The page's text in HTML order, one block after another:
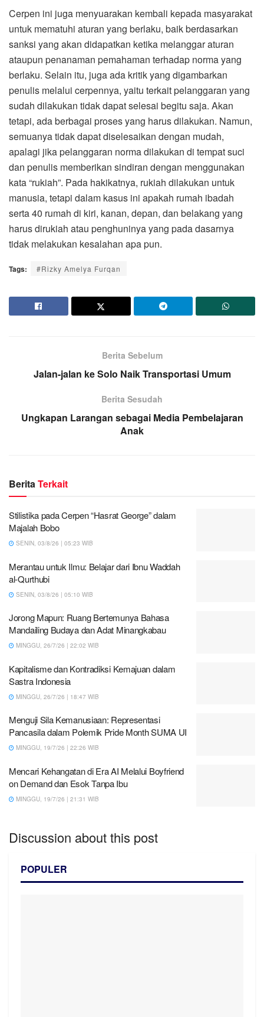
Cerpen ini juga menyuarakan kembali kepada masyarakat
untuk mematuhi aturan yang berlaku, baik berdasarkan
sanksi yang akan didapatkan ketika melanggar aturan
ataupun penanaman pemahaman terhadap norma yang
berlaku. Selain itu, juga ada kritik yang digambarkan
penulis melalui cerpennya, yaitu terkait pelanggaran yang
sudah dilakukan tidak dapat selesai begitu saja. Akan
tetapi, ada berbagai proses yang harus dilakukan. Namun,
semuanya tidak dapat diselesaikan dengan mudah,
apalagi jika pelanggaran norma dilakukan di tempat suci
dan penulis memberikan sindiran dengan menggunakan
kata “rukiah”. Pada hakikatnya, rukiah dilakukan untuk
manusia, tetapi dalam kasus ini apakah rumah ibadah
serta 40 rumah di kiri, kanan, depan, dan belakang yang
harus dirukiah atau penghuninya yang pada dasarnya
tidak melakukan kesalahan apa pun.
Tags: #Rizky Amelya Furqan
Berita Sebelum
Jalan-jalan ke Solo Naik Transportasi Umum
Berita Sesudah
Ungkapan Larangan sebagai Media Pembelajaran
Anak
BeritaTerkait
Stilistika pada Cerpen “Hasrat George” dalam
Majalah Bobo
SENIN, 03/8/26 | 05:23 WIB
Merantau untuk Ilmu: Belajar dari Ibnu Waddah
al-Qurthubi
SENIN, 03/8/26 | 05:10 WIB
Jorong Mapun: Ruang Bertemunya Bahasa
Mandailing Budaya dan Adat Minangkabau
MINGGU, 26/7/26 | 22:02 WIB
Kapitalisme dan Kontradiksi Kemajuan dalam
Sastra Indonesia
MINGGU, 26/7/26 | 18:47 WIB
Menguji Sila Kemanusiaan: Representasi
Pancasila dalam Polemik Pride Month SUMA UI
MINGGU, 19/7/26 | 22:26 WIB
Mencari Kehangatan di Era AI Melalui Boyfriend
on Demand dan Esok Tanpa Ibu
MINGGU, 19/7/26 | 21:31 WIB
Discussion about this post
POPULER